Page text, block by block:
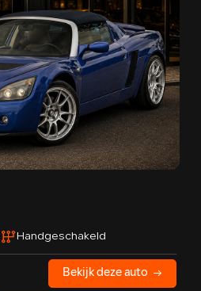
Handgeschakeld
Bekijk deze auto